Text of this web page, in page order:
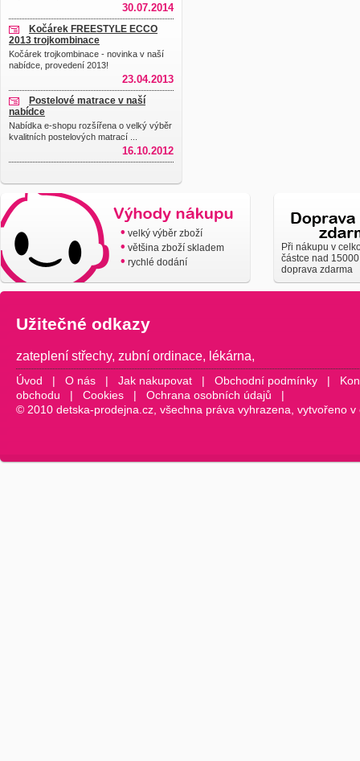
30.07.2014
Kočárek FREESTYLE ECCO
2013 trojkombinace
Kočárek trojkombinace - novinka v naší
nabídce, provedení 2013!
23.04.2013
Postelové matrace v naší
nabídce
Nabídka e-shopu rozšířena o velký výběr
kvalitních postelových matrací ...
16.10.2012
• velký výběr zboží
• většina zboží skladem
• rychlé dodání
Při nákupu v
částce nad
doprava zdarma
Užitečné odkazy
zateplení střechy, zubní ordinace, lékárna,
Úvod | O nás | Jak nakupovat | Obchodní podmínky |
obchodu | Cookies | Ochrana osobních údajů |
© 2010 detska-prodejna.cz, všechna práva vyhrazena, vytvořeno v